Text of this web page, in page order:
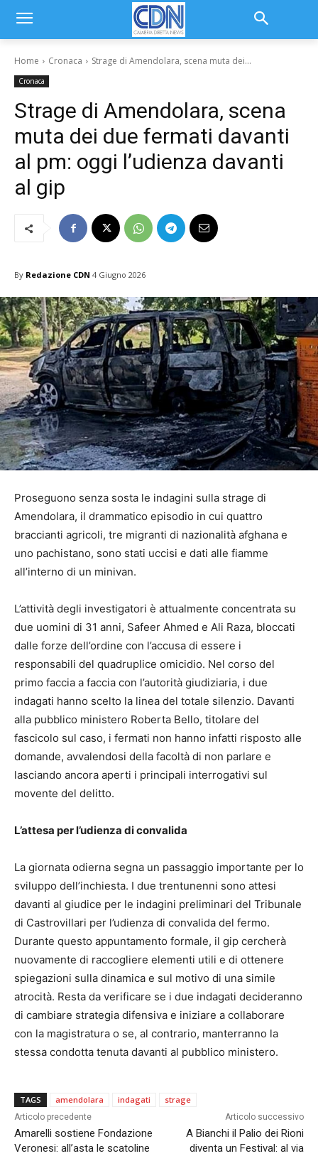
Home Cronaca Strage di Amendolara, scena muta dei...
Cronaca
Strage di Amendolara, scena
muta dei due fermati davanti
al pm: oggi l’udienza davanti
al gip
By Redazione CDN 4 Giugno 2026
Proseguono senza sosta le indagini sulla strage di
Amendolara, il drammatico episodio in cui quattro
braccianti agricoli, tre migranti di nazionalità afghana e
uno pachistano, sono stati uccisi e dati alle fiamme
all’interno di un minivan.
L’attività degli investigatori è attualmente concentrata su
due uomini di 31 anni, Safeer Ahmed e Ali Raza, bloccati
dalle forze dell’ordine con l’accusa di essere i
responsabili del quadruplice omicidio. Nel corso del
primo faccia a faccia con l’autorità giudiziaria, i due
indagati hanno scelto la linea del totale silenzio. Davanti
alla pubblico ministero Roberta Bello, titolare del
fascicolo sul caso, i fermati non hanno infatti risposto alle
domande, avvalendosi della facoltà di non parlare e
lasciando ancora aperti i principali interrogativi sul
movente del delitto.
L’attesa per l’udienza di convalida
La giornata odierna segna un passaggio importante per lo
sviluppo dell’inchiesta. I due trentunenni sono attesi
davanti al giudice per le indagini preliminari del Tribunale
di Castrovillari per l’udienza di convalida del fermo.
Durante questo appuntamento formale, il gip cercherà
nuovamente di raccogliere elementi utili e di ottenere
spiegazioni sulla dinamica e sul motivo di una simile
atrocità. Resta da verificare se i due indagati decideranno
di cambiare strategia difensiva e iniziare a collaborare
con la magistratura o se, al contrario, manterranno la
stessa condotta tenuta davanti al pubblico ministero.
TAGS amendolara indagati strage
Articolo precedente
Amarelli sostiene Fondazione
Veronesi: all’asta le scatoline
Articolo successivo
A Bianchi il Palio dei Rioni
diventa un Festival: al via